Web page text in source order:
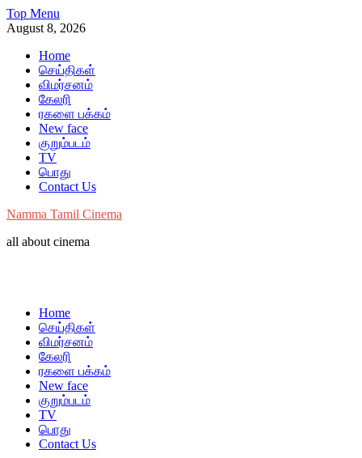
Skip
to
Top Menu
August 8, 2026
Home
செய்திகள்
விமர்சனம்
கேலரி
ரகளை பக்கம்
New face
குறும்படம்
TV
பொது
Contact Us
Namma Tamil Cinema
all about cinema
Home
செய்திகள்
விமர்சனம்
கேலரி
ரகளை பக்கம்
New face
குறும்படம்
TV
பொது
Contact Us